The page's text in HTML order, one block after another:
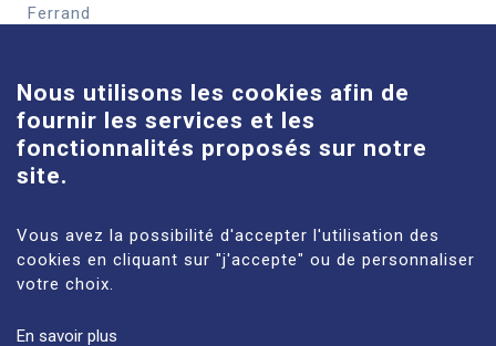
Ferrand
Site Louise-Michel
61 route de Châteaugay, 63118 Cébazat
En savoir plus
MENTIONS LÉGALES
Nous utilisons les cookies afin de
fournir les services et les
fonctionnalités proposés sur notre
site.
Vous avez la possibilité d'accepter l'utilisation des
cookies en cliquant sur "j'accepte" ou de personnaliser
votre choix.
En savoir plus